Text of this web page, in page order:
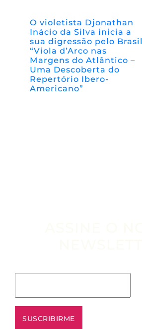
O violetista Djonathan
Inácio da Silva inicia a
sua digressão pelo Brasil
“Viola d’Arco nas
Margens do Atlântico –
Uma Descoberta do
Repertório Ibero-
Americano”